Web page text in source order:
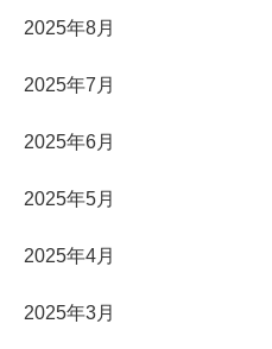
2025年8月
2025年7月
2025年6月
2025年5月
2025年4月
2025年3月